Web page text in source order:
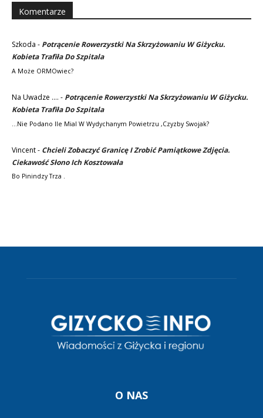
Komentarze
Szkoda - Potrącenie Rowerzystki Na Skrzyżowaniu W Giżycku.
Kobieta Trafiła Do Szpitala
A Może ORMOwiec?
Na Uwadze .... - Potrącenie Rowerzystki Na Skrzyżowaniu W Giżycku.
Kobieta Trafiła Do Szpitala
...nie Podano Ile Mial W Wydychanym Powietrzu ,czyzby Swojak?
Vincent- Chcieli Zobaczyć Granicę I Zrobić Pamiątkowe Zdjęcia.
Ciekawość Słono Ich Kosztowała
Bo Pinindzy Trza .
O NAS